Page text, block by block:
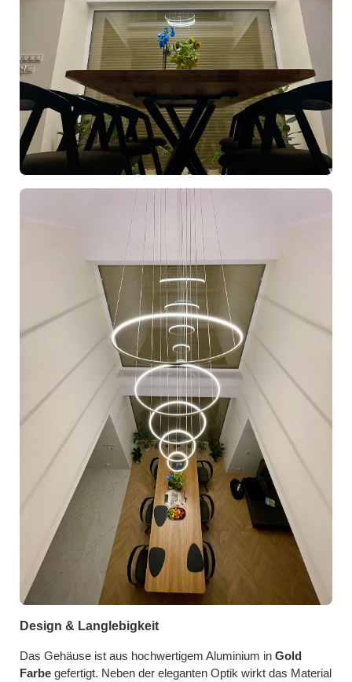
Design & Langlebigkeit
Das Gehäuse ist aus hochwertigem Aluminium in Gold
Farbe gefertigt. Neben der eleganten Optik wirkt das Material